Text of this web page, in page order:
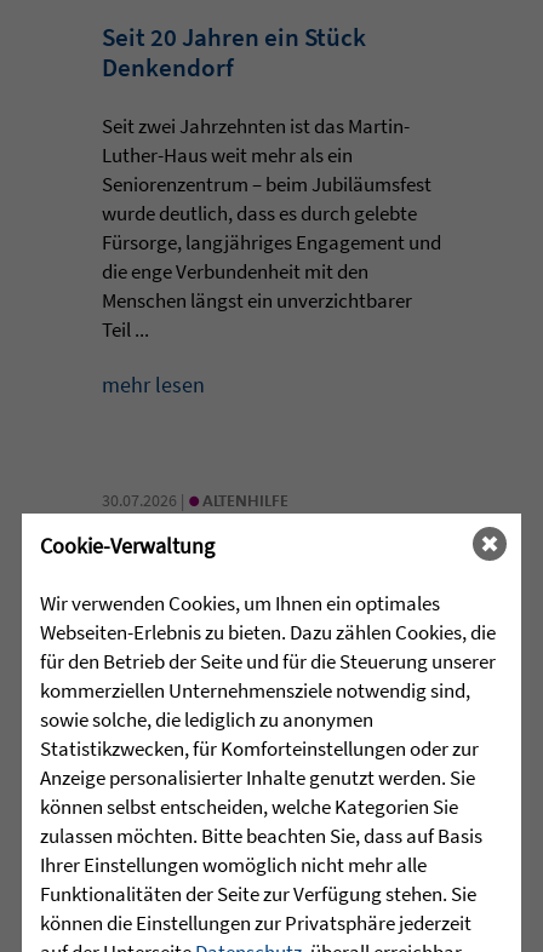
Seit 20 Jahren ein Stück
Denkendorf
Seit zwei Jahrzehnten ist das Martin-
Luther-Haus weit mehr als ein
Seniorenzentrum – beim Jubiläumsfest
wurde deutlich, dass es durch gelebte
Fürsorge, langjähriges Engagement und
die enge Verbundenheit mit den
Menschen längst ein unverzichtbarer
Teil ...
mehr lesen
30.07.2026 | • ALTENHILFE
96 Jahre, ein Rollator und jede
Menge Begeisterung
Das Wendlinger Seniorenzentrum
Taläcker der Zieglerschen setzte beim
Vinzenzifest mit einem 96-jährigen
Bewohner und seinem Rikscha-Projekt
ein Zeichen für gelebte ...
mehr lesen
30.07.2026 |• JUGENDHILFE
Cookie-Verwaltung
Wir verwenden Cookies, um Ihnen ein optimales
Webseiten-Erlebnis zu bieten. Dazu zählen Cookies, die
für den Betrieb der Seite und für die Steuerung unserer
kommerziellen Unternehmensziele notwendig sind,
sowie solche, die lediglich zu anonymen
Statistikzwecken, für Komforteinstellungen oder zur
Anzeige personalisierter Inhalte genutzt werden. Sie
können selbst entscheiden, welche Kategorien Sie
zulassen möchten. Bitte beachten Sie, dass auf Basis
Ihrer Einstellungen womöglich nicht mehr alle
Funktionalitäten der Seite zur Verfügung stehen. Sie
können die Einstellungen zur Privatsphäre jederzeit